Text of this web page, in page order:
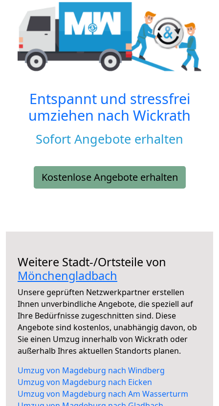
Entspannt und stressfrei
umziehen nach Wickrath
Sofort Angebote erhalten
Kostenlose Angebote erhalten
Weitere Stadt-/Ortsteile von
Mönchengladbach
Unsere geprüften Netzwerkpartner erstellen
Ihnen unverbindliche Angebote, die speziell auf
Ihre Bedürfnisse zugeschnitten sind. Diese
Angebote sind kostenlos, unabhängig davon, ob
Sie einen Umzug innerhalb von Wickrath oder
außerhalb Ihres aktuellen Standorts planen.
Umzug von Magdeburg nach Windberg
Umzug von Magdeburg nach Eicken
Umzug von Magdeburg nach Am Wasserturm